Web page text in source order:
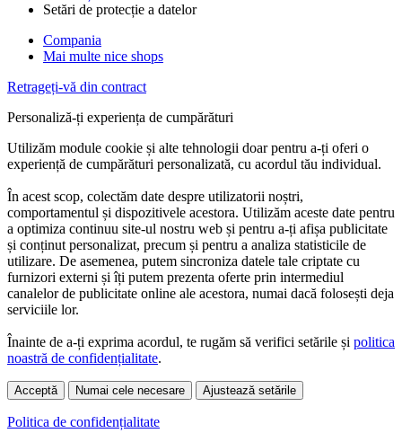
Setări de protecție a datelor
Compania
Mai multe nice shops
Retrageți-vă din contract
Personaliză-ți experiența de cumpărături
Utilizăm module cookie și alte tehnologii doar pentru a-ți oferi o
experiență de cumpărături personalizată, cu acordul tău individual.
În acest scop, colectăm date despre utilizatorii noștri,
comportamentul și dispozitivele acestora. Utilizăm aceste date pentru
a optimiza continuu site-ul nostru web și pentru a-ți afișa publicitate
și conținut personalizat, precum și pentru a analiza statisticile de
utilizare. De asemenea, putem sincroniza datele tale criptate cu
furnizori externi și îți putem prezenta oferte prin intermediul
canalelor de publicitate online ale acestora, numai dacă folosești deja
serviciile lor.
Înainte de a-ți exprima acordul, te rugăm să verifici setările și politica
noastră de confidențialitate.
Acceptă Numai cele necesare Ajustează setările
Politica de confidențialitate